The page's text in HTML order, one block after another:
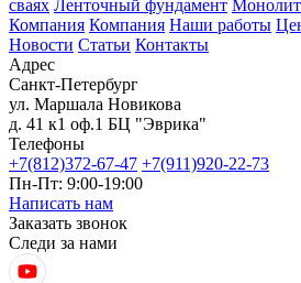
сваях Ленточный фундамент
Компания Компания Наши работы
Новости Статьи Контакты
Адрес
Санкт-Петербург
ул. Маршала Новикова
д. 41 к1 оф.1 БЦ "Эврика"
Телефоны
+7(812)372-67-47 +7(911)920-22-73
Пн-Пт: 9:00-19:00
Написать нам
Заказать звонок
Следи за нами